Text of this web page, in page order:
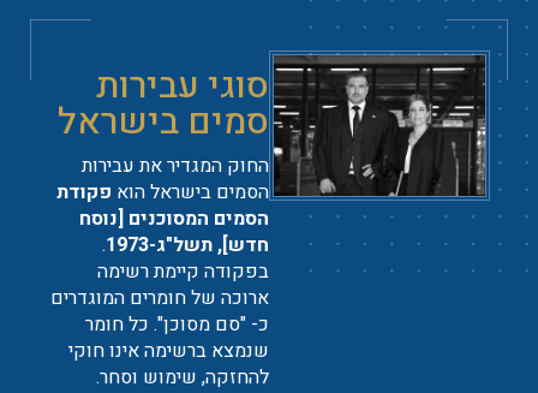
סוגי עבירות
סמים בישראל
החוק המגדיר את עבירות
הסמים בישראל הוא פקודת
הסמים המסוכנים [נוסח
חדש], תשל"ג-1973
.
בפקודה קיימת רשימה
ארוכה של חומרים המוגדרים
כ- "סם מסוכן". כל חומר
שנמצא ברשימה אינו חוקי
להחזקה, שימוש וסחר.